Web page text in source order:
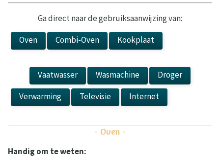
Ga direct naar de gebruiksaanwijzing van:
Oven
Combi-Oven Kookplaat
Vaatwasser Wasmachine
Droger
Verwarming
Televisie Internet
- Oven -
Handig om te weten: